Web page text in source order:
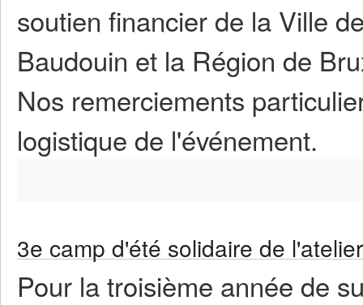
soutien financier de la Ville
Baudouin et la Région de
Nos remerciements
logistique de l'événement.
3e camp d'été solidaire de
Pour la troisième année de